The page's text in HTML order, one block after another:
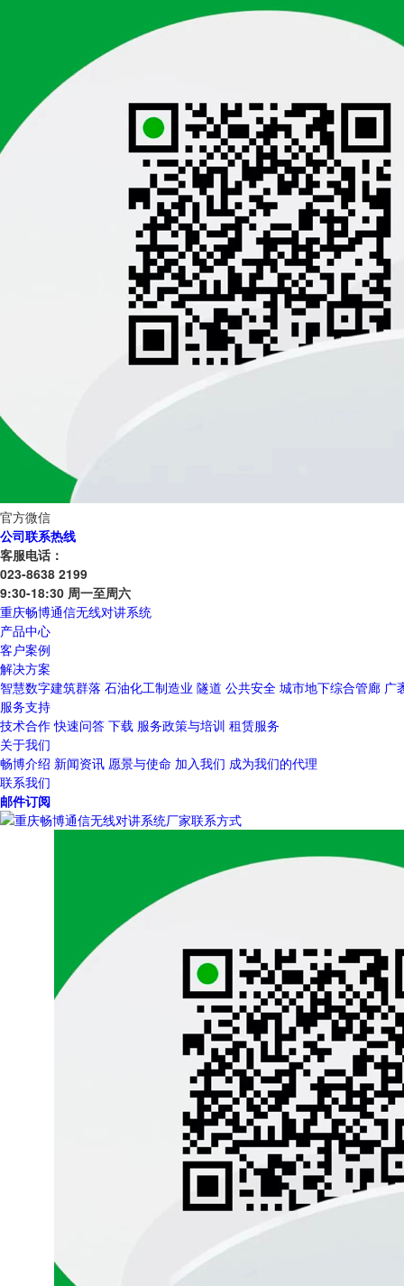
官方微信
公司联系热线
客服电话：
023-8638 2199
9:30-18:30 周一至周六
重庆畅博通信无线对讲系统
产品中心
客户案例
解决方案
智慧数字建筑群落 石油化工制造业 隧道 公共安全 城市地下综合管廊 广
服务支持
技术合作 快速问答 下载 服务政策与培训 租赁服务
关于我们
畅博介绍 新闻资讯 愿景与使命 加入我们 成为我们的代理
联系我们
邮件订阅